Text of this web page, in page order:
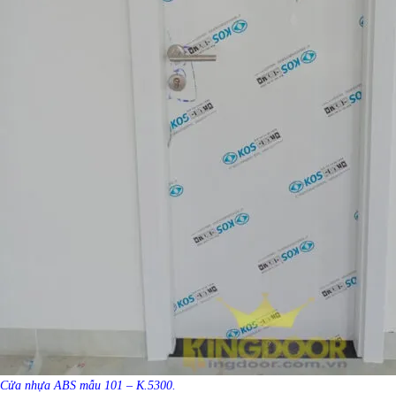
Cửa nhựa ABS mẫu 101 – K.5300.